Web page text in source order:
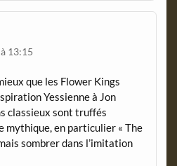
13:15
que les Flower Kings
Yessienne à Jon
classieux sont truffés
mythique, en particulier « The
sombrer dans l’imitation